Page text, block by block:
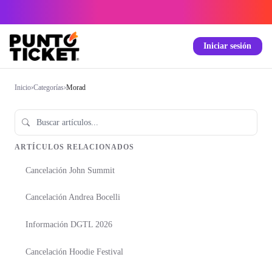
Iniciar sesión
Inicio›Categorías›Morad
ARTÍCULOS RELACIONADOS
Cancelación John Summit
Cancelación Andrea Bocelli
Información DGTL 2026
Cancelación Hoodie Festival